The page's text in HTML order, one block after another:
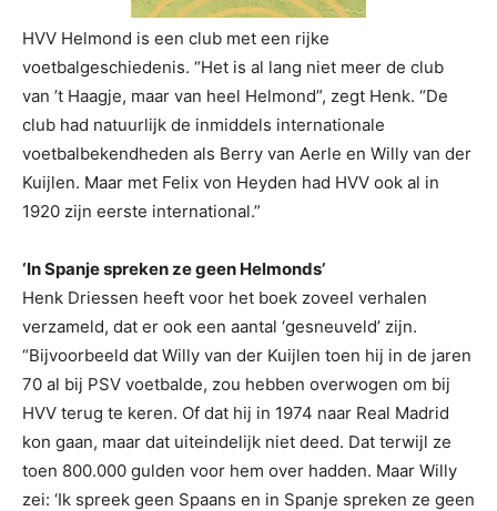
HVV Helmond is een club met een rijke
voetbalgeschiedenis. “Het is al lang niet meer de club
van ’t Haagje, maar van heel Helmond”, zegt Henk. “De
club had natuurlijk de inmiddels internationale
voetbalbekendheden als Berry van Aerle en Willy van der
Kuijlen. Maar met Felix von Heyden had HVV ook al in
1920 zijn eerste international.”
‘In Spanje spreken ze geen Helmonds’
Henk Driessen heeft voor het boek zoveel verhalen
verzameld, dat er ook een aantal ‘gesneuveld’ zijn.
“Bijvoorbeeld dat Willy van der Kuijlen toen hij in de jaren
70 al bij PSV voetbalde, zou hebben overwogen om bij
HVV terug te keren. Of dat hij in 1974 naar Real Madrid
kon gaan, maar dat uiteindelijk niet deed. Dat terwijl ze
toen 800.000 gulden voor hem over hadden. Maar Willy
zei: ‘Ik spreek geen Spaans en in Spanje spreken ze geen